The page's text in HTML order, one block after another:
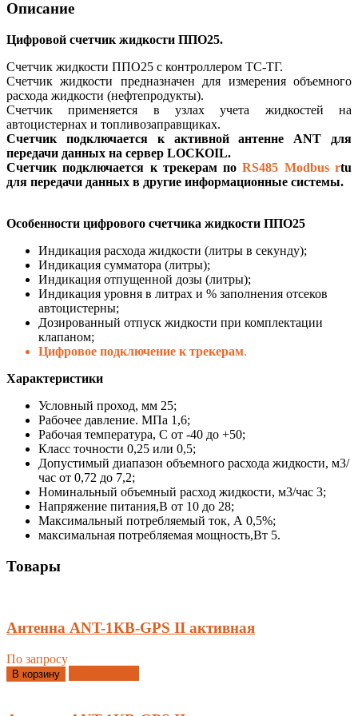
Описание
Цифровой счетчик жидкости ППО25.
Счетчик жидкости ППО25 с контроллером ТС-ТГ.
Счетчик жидкости предназначен для измерения объемного
расхода жидкости (нефтепродукты).
Счетчик применяется в узлах учета жидкостей на
автоцистернах и топливозаправщиках.
Счетчик подключается к активной антенне ANT для
передачи данных на сервер LOCKOIL.
Счетчик подключается к трекерам поRS485 Modbus rtu
для передачи данных в другие информационные системы.
Особенности цифрового счетчика жидкости ППО25
Индикация расхода жидкости (литры в секунду);
Индикация сумматора (литры);
Индикация отпущенной дозы (литры);
Индикация уровня в литрах и % заполнения отсеков
автоцистерны;
Дозированный отпуск жидкости при комплектации
клапаном;
Цифровое подключение к трекерам.
Характеристики
Условный проход, мм 25;
Рабочее давление. МПа 1,6;
Рабочая температура, С от -40 до +50;
Класс точности 0,25 или 0,5;
Допустимый диапазон объемного расхода жидкости, м3/
час от 0,72 до 7,2;
Номинальный объемный расход жидкости, м3/час 3;
Напряжение питания,В от 10 до 28;
Максимальный потребляемый ток, А 0,5%;
максимальная потребляемая мощность,Вт 5.
Товары
Антенна ANT-1КВ-GPS II активная
По запросу
В корзину